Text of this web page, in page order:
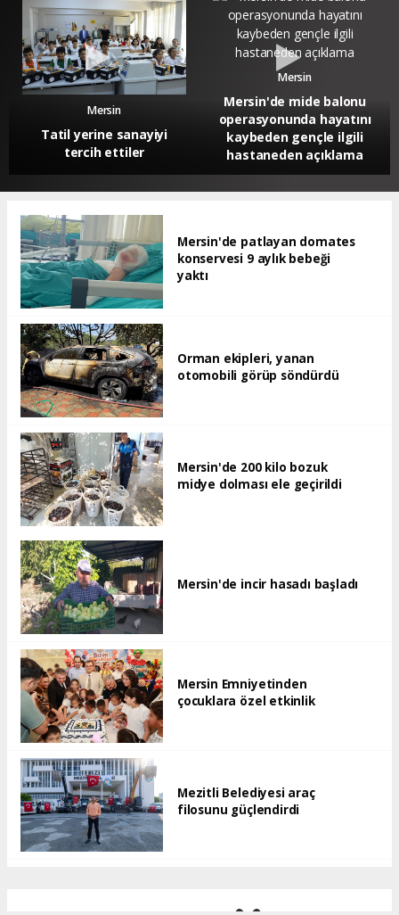
Mersin
Tatil yerine sanayiyi
tercih ettiler
Mersin
Mersin'de mide balonu
operasyonunda hayatını
kaybeden gençle ilgili
hastaneden açıklama
Mersin'de patlayan domates
konservesi 9 aylık bebeği
yaktı
Orman ekipleri, yanan
otomobili görüp söndürdü
Mersin'de 200 kilo bozuk
midye dolması ele geçirildi
Mersin'de incir hasadı başladı
Mersin Emniyetinden
çocuklara özel etkinlik
Mezitli Belediyesi araç
filosunu güçlendirdi